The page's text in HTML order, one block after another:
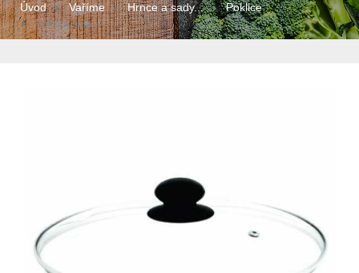
Úvod Vaříme Hrnce a sady... Poklice
Poklice skle...